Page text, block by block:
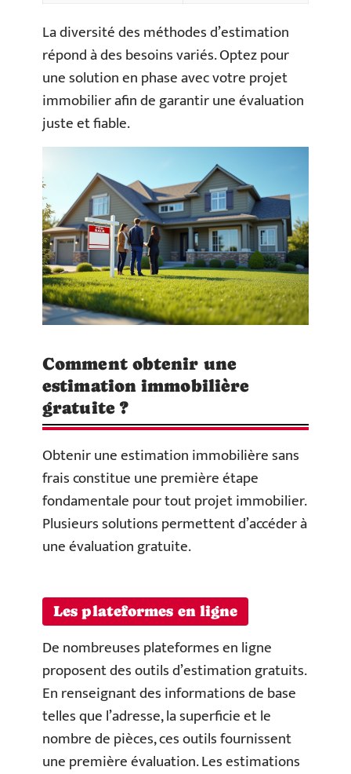
La diversité des méthodes d’estimation
répond à des besoins variés. Optez pour
une solution en phase avec votre projet
immobilier afin de garantir une évaluation
juste et fiable.
Comment obtenir une
estimation immobilière
gratuite ?
Obtenir une estimation immobilière sans
frais constitue une première étape
fondamentale pour tout projet immobilier.
Plusieurs solutions permettent d’accéder à
une évaluation gratuite.
Les plateformes en ligne
De nombreuses plateformes en ligne
proposent des outils d’estimation gratuits.
En renseignant des informations de base
telles que l’adresse, la superficie et le
nombre de pièces, ces outils fournissent
une première évaluation. Les estimations